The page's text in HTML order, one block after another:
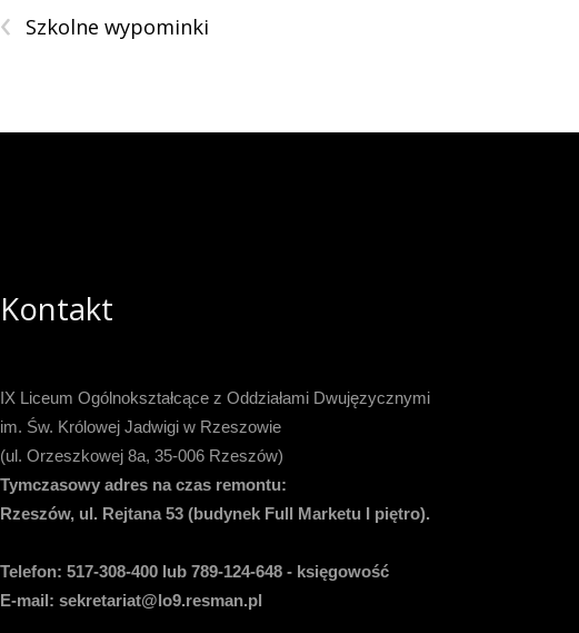
‹ Szkolne wypominki
Kontakt
IX Liceum Ogólnokształcące z Oddziałami Dwujęzycznymi
im. Św. Królowej Jadwigi w Rzeszowie
(ul. Orzeszkowej 8a, 35-006 Rzeszów)
Tymczasowy adres na czas remontu:
Rzeszów, ul. Rejtana 53 (budynek Full Marketu I piętro).
Telefon: 517-308-400 lub 789-124-648 - księgowość
E-mail : sekretariat@lo9.resman.pl